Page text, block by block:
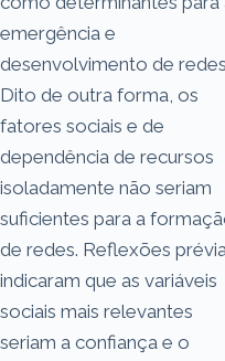
emergência e
desenvolvimento de
Dito de outra forma, os
fatores sociais e de
dependência de recursos
isoladamente não seriam
suficientes para a
de redes. Reflexões
indicaram que as variáveis
sociais mais relevantes
seriam a confiança e o